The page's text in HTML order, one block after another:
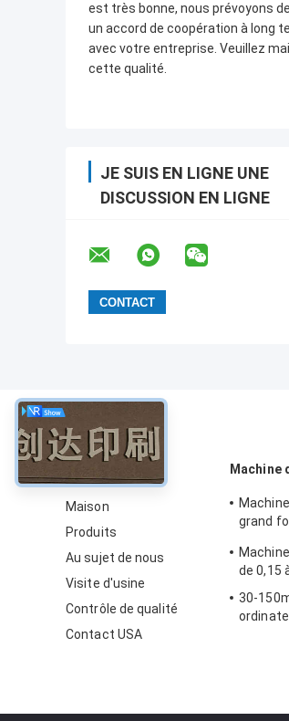
est très bonne, nous prévoyons
un accord de coopération à long
avec votre entreprise. Veuillez
cette qualité.
JE SUIS EN LIGNE UNE
DISCUSSION EN LIGNE
Maison
Produits
Au sujet de nous
Visite d'usine
Contrôle de qualité
Contact USA
Machine
grand
de 0,15
30-